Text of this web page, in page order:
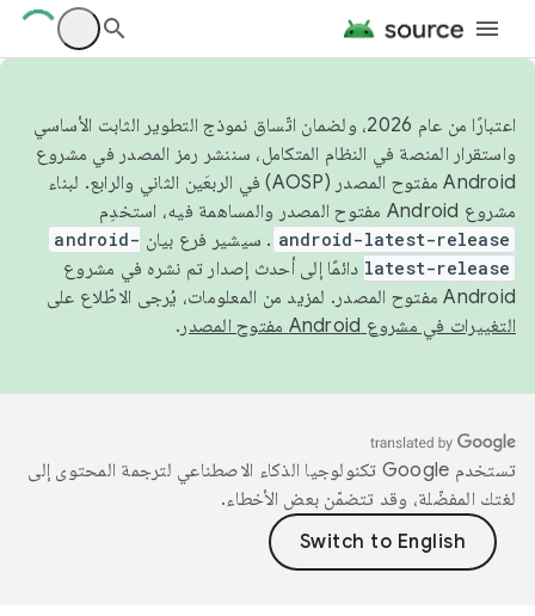
اعتبارًا من عام 2026، ولضمان اتّساق نموذج التطوير الثابت الأساسي
واستقرار المنصة في النظام المتكامل، سننشر رمز المصدر في مشروع
Android مفتوح المصدر (AOSP) في الربعَين الثاني والرابع. لبناء
مشروع Android مفتوح المصدر والمساهمة فيه، استخدِم
android-latest-release . سيشير فرع بيان android-
latest-release دائمًا إلى أحدث إصدار تم نشره في مشروع
Android مفتوح المصدر. لمزيد من المعلومات، يُرجى الاطّلاع على
التغييرات في مشروع Android مفتوح المصدر
.
تستخدم Google تكنولوجيا الذكاء الاصطناعي لترجمة المحتوى إلى
لغتك المفضّلة، وقد تتضمّن بعض الأخطاء.